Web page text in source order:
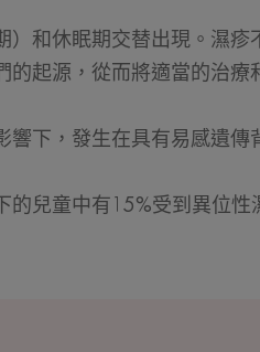
和休眠期交替出現。濕疹
起源，從而將適當的治療
響下，發生在具有易感遺傳
兒童中有15%受到異位性